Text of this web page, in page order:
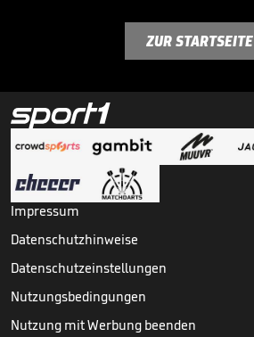
ZUR STARTSEITE
Impressum
Datenschutzhinweise
Datenschutzeinstellungen
Nutzungsbedingungen
Nutzung mit Werbung beenden